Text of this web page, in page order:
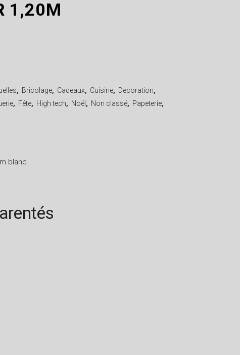
1,20M
, Bricolage, Cadeaux, Cuisine, Decoration,
, Fête, High tech, Noël , Non classé, Papeterie,
blanc